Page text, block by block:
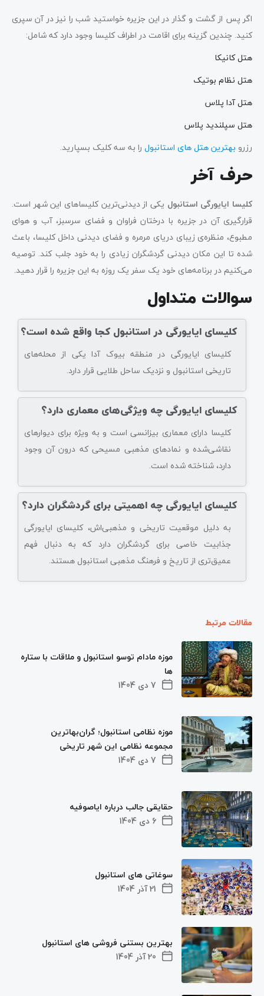
اگر پس از گشت و گذار در این جزیره خواستید شب را نیز در آن سپری
کنید. چندین گزینه برای اقامت در اطراف کلیسا وجود دارد که شامل:
هتل کانیکا
هتل نظام بوتیک
هتل آدا پلاس
هتل سپلندید پلاس
رزرو بهترین هتل های استانبول را به سه کلیک بسپارید.
حرف آخر
کلیسا ایایورگی استانبول یکی از دیدنی‌ترین کلیساهای این شهر است.
قرارگیری آن در جزیره با درختان فراوان و فضای سرسبز، آب و هوای
مطبوع، منظره‌ی زیبای دریای مرمره و فضای دیدنی داخل کلیسا، باعث
شده تا این مکان‌ دیدنی گردشگران زیادی را به خود جلب کند. توصیه
می‌کنیم در برنامه‌های خود یک سفر یک روزه به این جزیره را قرار دهید.
سوالات متداول
کلیسای ایایورگی در استانبول کجا واقع شده است؟
کلیسای ایایورگی در منطقه بیوک آدا یکی از محله‌های
تاریخی استانبول و نزدیک ساحل طلایی قرار دارد.
کلیسای ایایورگی چه ویژگی‌های معماری دارد؟
کلیسا دارای معماری بیزانسی است و به ویژه برای دیوارهای
نقاشی‌شده و نمادهای مذهبی مسیحی که درون آن وجود
دارد، شناخته شده است.
کلیسای ایایورگی چه اهمیتی برای گردشگران دارد؟
به دلیل موقعیت تاریخی و مذهبی‌اش، کلیسای ایایورگی
جذابیت خاصی برای گردشگران دارد که به دنبال فهم
عمیق‌تری از تاریخ و فرهنگ مذهبی استانبول هستند.
مقالات مرتبط
7 دی 1404
موزه مادام توسو استانبول و ملاقات با ستاره
ها
7 دی 1404
موزه نظامی استانبول؛ گران‌بهاترین
مجموعه نظامی این شهر تاریخی
6 دی 1404
حقایقی جالب درباره ایاصوفیه
21 آذر 1404
سوغاتی های استانبول
20 آذر 1404
بهترین بستنی فروشی های استانبول